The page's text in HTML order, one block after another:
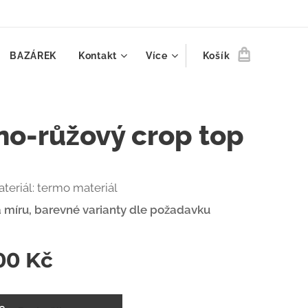
BAZÁREK Kontakt Více Košík
růžový crop top
termo materiál
míru, barevné varianty dle požadavku
Kč